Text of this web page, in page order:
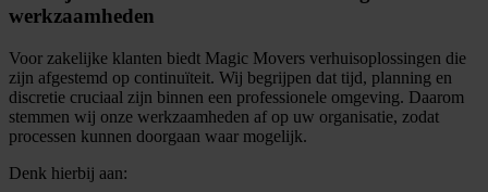
werkzaamheden
Voor zakelijke klanten biedt Magic Movers verhuisoplossingen die
zijn afgestemd op continuïteit. Wij begrijpen dat tijd, planning en
discretie cruciaal zijn binnen een professionele omgeving. Daarom
stemmen wij onze werkzaamheden af op uw organisatie, zodat
processen kunnen doorgaan waar mogelijk.
Denk hierbij aan: